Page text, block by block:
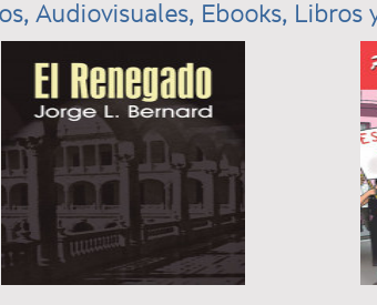
Audiovisuales, Ebooks, Libros